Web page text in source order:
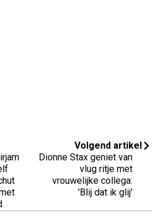
Volgend artikel
Dionne Stax geniet van
vlug ritje met
vrouwelijke collega:
'Blij dat ik glij'